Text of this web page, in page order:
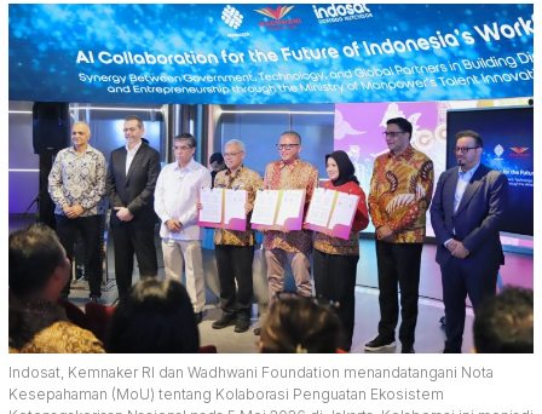
Indosat, Kemnaker RI dan Wadhwani Foundation menandatangani Nota
Kesepahaman (MoU) tentang Kolaborasi Penguatan Ekosistem